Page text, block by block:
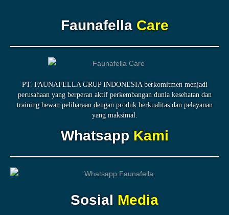
FaunafellaCare
PT. FAUNAFELLA GRUP INDONESIA berkomitmen menjadi
perusahaan yang berperan aktif perkembangan dunia kesehatan dan
training hewan peliharaan dengan produk berkualitas dan pelayanan
yang maksimal.
WhatsappKami
Sosial Media